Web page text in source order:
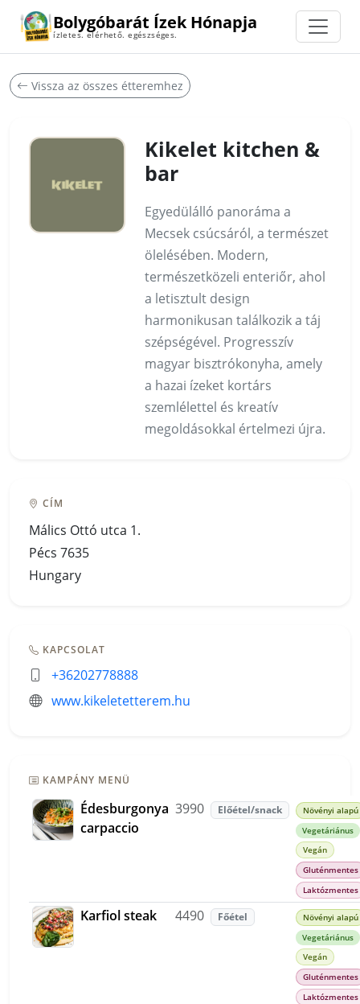
Bolygóbarát Ízek Hónapja
ízletes. elérhető. egészséges.
Vissza az összes étteremhez
Kikelet kitchen &
bar
Egyedülálló panoráma a
Mecsek csúcsáról, a természet
ölelésében. Modern,
természetközeli enteriőr, ahol
a letisztult design
harmonikusan találkozik a táj
szépségével. Progresszív
magyar bisztrókonyha, amely
a hazai ízeket kortárs
szemlélettel és kreatív
megoldásokkal értelmezi újra.
CÍM
Málics Ottó utca 1.
Pécs 7635
Hungary
KAPCSOLAT
+36202778888
www.kikeletetterem.hu
KAMPÁNY MENÜ
Édesburgonya
carpaccio
3990 Előétel/snack
Növényi alapú
Vegetáriánus
Vegán
Gluténmentes
Laktózmentes
Karfiol steak 4490 Főétel
Növényi alapú
Vegetáriánus
Vegán
Gluténmentes
Laktózmentes